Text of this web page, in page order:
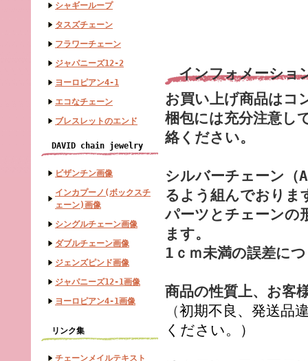
シャギーループ
タスズチェーン
フラワーチェーン
ジャパニーズ12-2
ヨーロピアン4-1
エコなチェーン
ブレスレットのエンド
DAVID chain jewelry
ビザンチン画像
インカプーノ(ボックスチ
ェーン)画像
シングルチェーン画像
ダブルチェーン画像
ジェンズピンド画像
ジャパニーズ12-1画像
ヨーロピアン4-1画像
リンク集
チェーンメイルテキスト
インフォメーショ
お買い上げ商品はコ
梱包には充分注意し
絡ください。
シルバーチェーン（
るよう組んでおりま
パーツとチェーンの
ます。
1ｃｍ未満の誤差に
商品の性質上、お客
（初期不良、発送品
ください。）